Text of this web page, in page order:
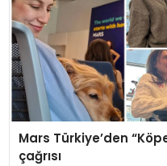
Mars Türkiye’den
çağrısı